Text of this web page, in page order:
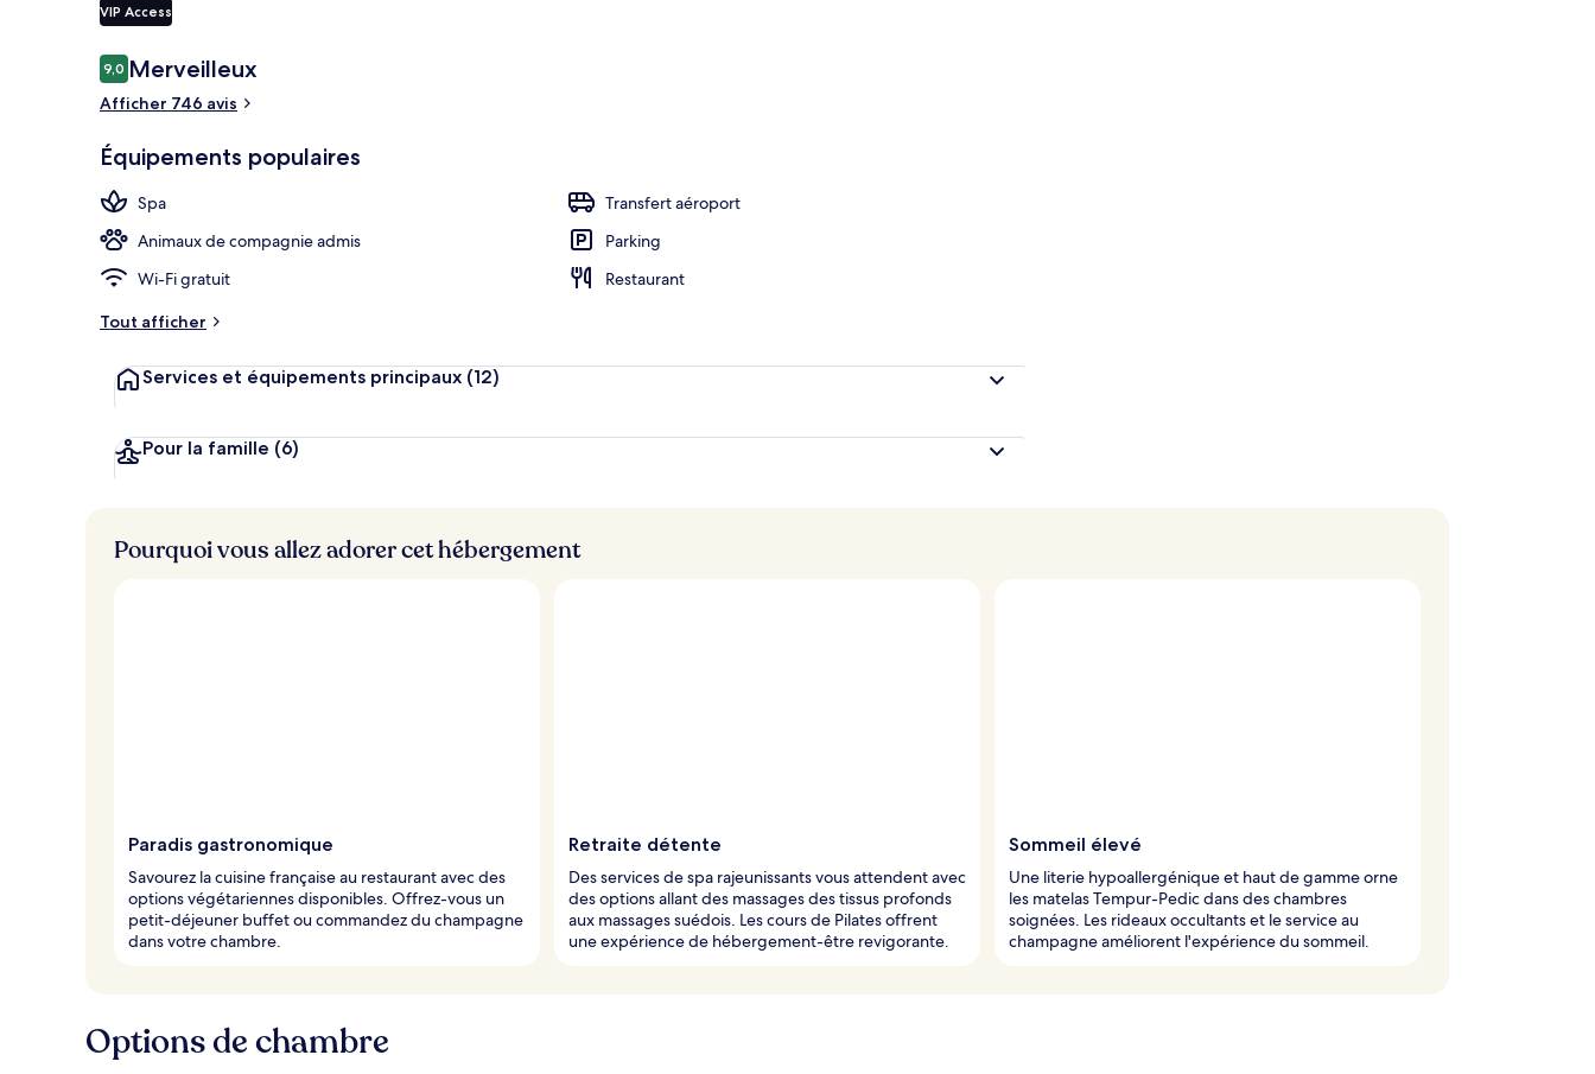
VIP Access
Avis
voyageurs
9,09,0 sur 10
Merveilleux
Afficher 746 avis
Équipements populaires
Spa
Transfert aéroport
Animaux de compagnie admis
Parking
Wi-Fi gratuit
Restaurant
Tout afficher
Services et équipements principaux (12)
Pour la famille (6)
Pourquoi vous allez adorer cet hébergement
Paradis gastronomique
Savourez la cuisine française au restaurant avec des
options végétariennes disponibles. Offrez-vous un
petit-déjeuner buffet ou commandez du champagne
dans votre chambre.
Retraite détente
Des services de spa rajeunissants vous attendent avec
des options allant des massages des tissus profonds
aux massages suédois. Les cours de Pilates offrent
une expérience de hébergement-être revigorante.
Sommeil élevé
Une literie hypoallergénique et haut de gamme orne
les matelas Tempur-Pedic dans des chambres
soignées. Les rideaux occultants et le service au
champagne améliorent l'expérience du sommeil.
Options de chambre